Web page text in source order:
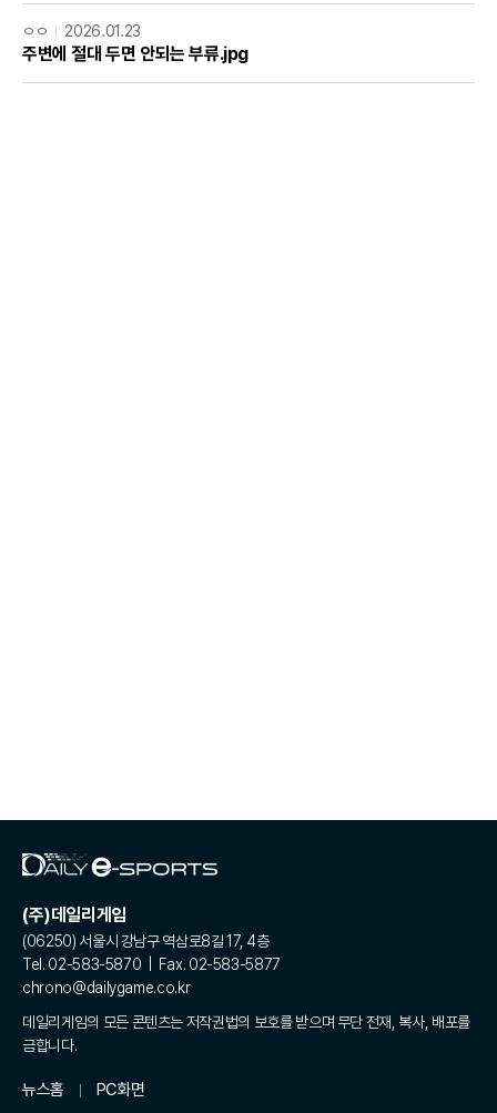
ㅇㅇ 2026.01.23
주변에 절대 두면 안되는 부류.jpg
(주)데일리게임
(06250) 서울시 강남구 역삼로8길 17, 4층
Tel. 02-583-5870 | Fax. 02-583-5877
chrono@dailygame.co.kr
데일리게임의 모든 콘텐츠는 저작권법의 보호를 받으며 무단 전재, 복사, 배포를
금합니다.
뉴스홈 PC화면